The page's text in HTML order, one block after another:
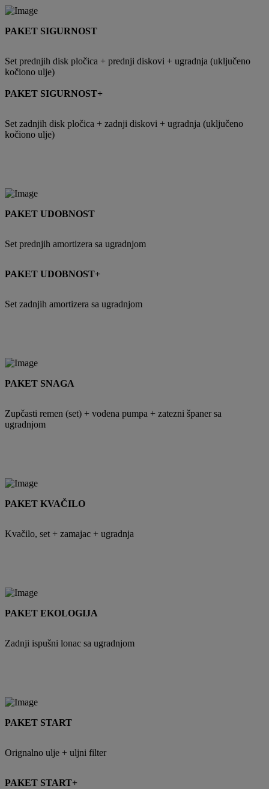
PAKET SIGURNOST
Set prednjih disk pločica + prednji diskovi + ugradnja (uključeno
kočiono ulje)
PAKET SIGURNOST+
Set zadnjih disk pločica + zadnji diskovi + ugradnja (uključeno
kočiono ulje)
PAKET UDOBNOST
Set prednjih amortizera sa ugradnjom
PAKET UDOBNOST+
Set zadnjih amortizera sa ugradnjom
PAKET SNAGA
Zupčasti remen (set) + vodena pumpa + zatezni španer sa
ugradnjom
PAKET KVAČILO
Kvačilo, set + zamajac + ugradnja
PAKET EKOLOGIJA
Zadnji ispušni lonac sa ugradnjom
PAKET START
Orignalno ulje + uljni filter
PAKET START+